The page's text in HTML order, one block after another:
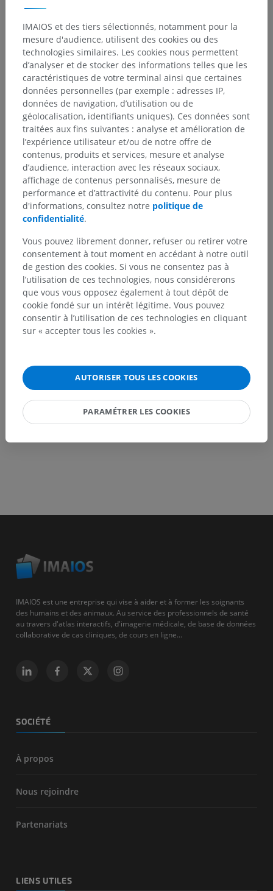
Artère carotide commune> Artère carotide interne
Artères caroticotympaniques
Structures sous-jacentes :Il n'y a aucune structure
sous-jacente
Anatomie humaine 1
Neuroanatomie humaine
Traductions
Vous avez vu une erreur ?
N’hésitez pas à nous suggérer une correction, une
traduction, une amélioration de contenu.
Signaler un problème
TÉLÉCHARGEZ L'APPLI
IMAIOS est une entreprise qui vise à aider et à former les soignants
des humains et des animaux. Au service des professionnels de santé
au travers d'atlas interactifs, d'imagerie médicale, de base de données
collaborative de cas cliniques, de cours en ligne...
SOCIÉTÉ
À propos
Nous rejoindre
Partenariats
LIENS UTILES
IMAIOS et des tiers sélectionnés, notamment pour la
mesure d'audience, utilisent des cookies ou des
technologies similaires. Les cookies nous permettent
d’analyser et de stocker des informations telles que les
caractéristiques de votre terminal ainsi que certaines
données personnelles (par exemple : adresses IP,
données de navigation, d’utilisation ou de
géolocalisation, identifiants uniques). Ces données sont
traitées aux fins suivantes : analyse et amélioration de
l’expérience utilisateur et/ou de notre offre de
contenus, produits et services, mesure et analyse
d’audience, interaction avec les réseaux sociaux,
affichage de contenus personnalisés, mesure de
performance et d’attractivité du contenu. Pour plus
d'informations, consultez notre politique de
confidentialité.
Vous pouvez librement donner, refuser ou retirer votre
consentement à tout moment en accédant à notre outil
de gestion des cookies. Si vous ne consentez pas à
l’utilisation de ces technologies, nous considérerons
que vous vous opposez également à tout dépôt de
cookie fondé sur un intérêt légitime. Vous pouvez
consentir à l’utilisation de ces technologies en cliquant
sur « accepter tous les cookies ».
AUTORISER TOUS LES COOKIES
PARAMÉTRER LES COOKIES